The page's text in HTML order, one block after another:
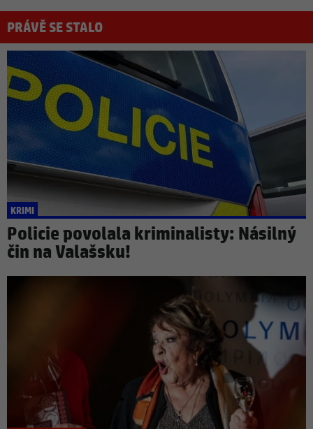
PRÁVĚ SE STALO
KRIMI
Policie povolala kriminalisty: Násilný
čin na Valašsku!